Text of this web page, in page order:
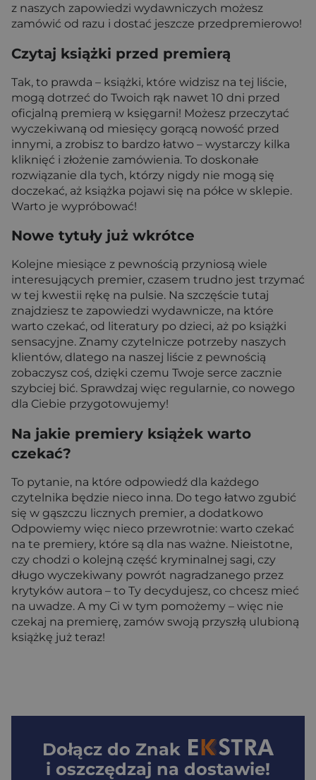
z naszych zapowiedzi wydawniczych możesz
zamówić od razu i dostać jeszcze przedpremierowo!
Czytaj książki przed premierą
Tak, to prawda – książki, które widzisz na tej liście,
mogą dotrzeć do Twoich rąk nawet 10 dni przed
oficjalną premierą w księgarni! Możesz przeczytać
wyczekiwaną od miesięcy gorącą nowość przed
innymi, a zrobisz to bardzo łatwo – wystarczy kilka
kliknięć i złożenie zamówienia. To doskonałe
rozwiązanie dla tych, którzy nigdy nie mogą się
doczekać, aż książka pojawi się na półce w sklepie.
Warto je wypróbować!
Nowe tytuły już wkrótce
Kolejne miesiące z pewnością przyniosą wiele
interesujących premier, czasem trudno jest trzymać
w tej kwestii rękę na pulsie. Na szczęście tutaj
znajdziesz te zapowiedzi wydawnicze, na które
warto czekać, od literatury po dzieci, aż po książki
sensacyjne. Znamy czytelnicze potrzeby naszych
klientów, dlatego na naszej liście z pewnością
zobaczysz coś, dzięki czemu Twoje serce zacznie
szybciej bić. Sprawdzaj więc regularnie, co nowego
dla Ciebie przygotowujemy!
Na jakie premiery książek warto
czekać?
To pytanie, na które odpowiedź dla każdego
czytelnika będzie nieco inna. Do tego łatwo zgubić
się w gąszczu licznych premier, a dodatkowo
Odpowiemy więc nieco przewrotnie: warto czekać
na te premiery, które są dla nas ważne. Nieistotne,
czy chodzi o kolejną część kryminalnej sagi, czy
długo wyczekiwany powrót nagradzanego przez
krytyków autora – to Ty decydujesz, co chcesz mieć
na uwadze. A my Ci w tym pomożemy – więc nie
czekaj na premierę, zamów swoją przyszłą ulubioną
książkę już teraz!
Dołącz do Znak
i oszczędzaj na dostawie!